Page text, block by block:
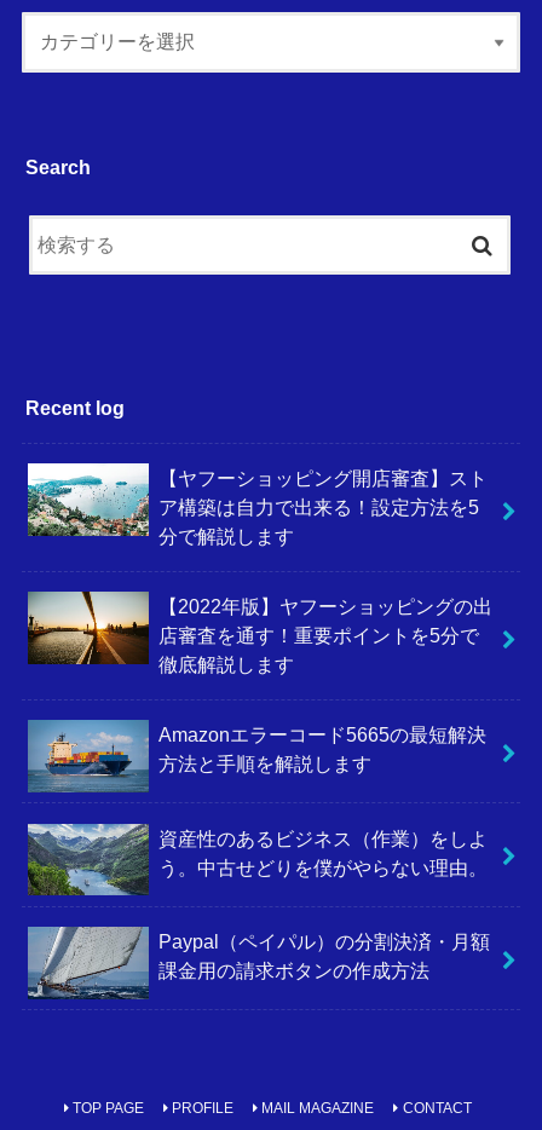
Search
Recent log
【ヤフーショッピング開店審査】スト
ア構築は自力で出来る！設定方法を5
分で解説します
【2022年版】ヤフーショッピングの出
店審査を通す！重要ポイントを5分で
徹底解説します
Amazonエラーコード5665の最短解決
方法と手順を解説します
資産性のあるビジネス（作業）をしよ
う。中古せどりを僕がやらない理由。
Paypal（ペイパル）の分割決済・月額
課金用の請求ボタンの作成方法
TOP PAGE PROFILE MAIL MAGAZINE CONTACT